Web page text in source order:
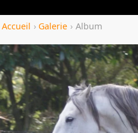
Accueil › Galerie › Album